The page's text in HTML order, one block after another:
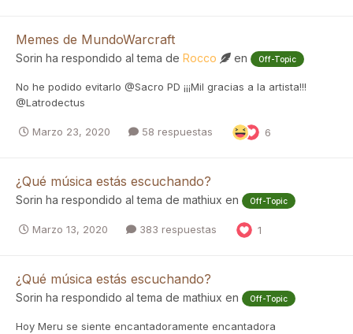
Memes de MundoWarcraft
Sorin ha respondido al tema de Rocco en Off-Topic
No he podido evitarlo @Sacro PD ¡¡¡Mil gracias a la artista!!!
@Latrodectus
Marzo 23, 2020 58 respuestas 6
¿Qué música estás escuchando?
Sorin ha respondido al tema de mathiux en Off-Topic
Marzo 13, 2020 383 respuestas 1
¿Qué música estás escuchando?
Sorin ha respondido al tema de mathiux en Off-Topic
Hoy Meru se siente encantadoramente encantadora